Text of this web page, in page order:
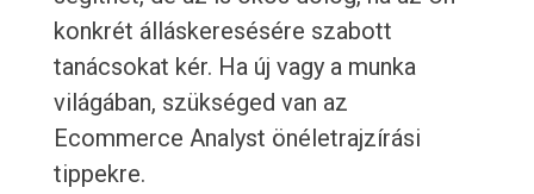
konkrét álláskeresésére szabott
tanácsokat kér. Ha új vagy a munka
világában, szükséged van az
Ecommerce Analyst önéletrajzírási
tippekre.